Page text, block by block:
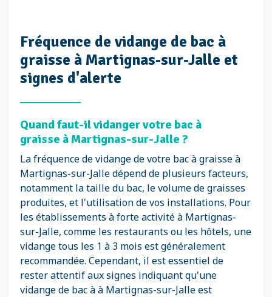
Fréquence de vidange de bac à
graisse à Martignas-sur-Jalle et
signes d'alerte
Quand faut-il vidanger votre bac à
graisse à Martignas-sur-Jalle ?
La fréquence de vidange de votre bac à graisse à
Martignas-sur-Jalle dépend de plusieurs facteurs,
notamment la taille du bac, le volume de graisses
produites, et l'utilisation de vos installations. Pour
les établissements à forte activité à Martignas-
sur-Jalle, comme les restaurants ou les hôtels, une
vidange tous les 1 à 3 mois est généralement
recommandée. Cependant, il est essentiel de
rester attentif aux signes indiquant qu'une
vidange de bac à à Martignas-sur-Jalle est